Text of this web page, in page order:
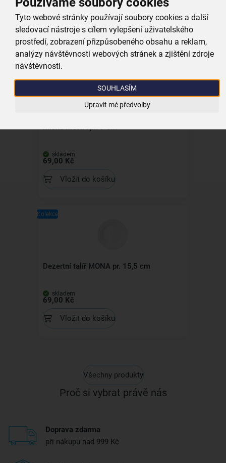
Tyto webové stránky používají soubory cookies a další
sledovací nástroje s cílem vylepšení uživatelského
prostředí, zobrazení přizpůsobeného obsahu a reklam,
analýzy návštěvnosti webových stránek a zjištění zdroje
návštěvnosti.
SOUHLASÍM
Upravit mé předvolby
skladem
59,00 Kč
Vložit do košíku
Miska MONA pr. 9 cm
skladem
69,00 Kč
Vložit do košíku
Kolekce
Dezertní talíř MONA pr. 15,5 cm
skladem
69,00 Kč
Vložit do košíku
Všechny produkty
Proč si vybrat právě nás
Doprava zdarma
při nákupu nad 999 Kč